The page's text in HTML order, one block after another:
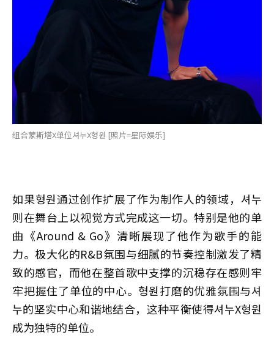
组合蒙斯塔X单位셔누X형원 [照片=星际娱乐]
如果형원通过创作扩展了作为制作人的领域，셔누
则在舞台上以视觉方式完成这一切。特别是他的单
曲《Around & Go》清晰展现了他作为歌手的能
力。极大化的R&B氛围与细腻的节奏控制激发了精
致的感官，而他在整首歌中支撑的沉稳存在感则牢
牢把握住了单位的中心。형원打磨的优雅氛围与셔
누的坚实中心和谐地结合，这种平衡使得셔누X형원
成为独特的单位。